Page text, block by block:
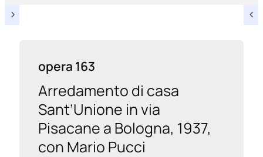
opera 163
Arredamento di casa
Sant’Unione in via
Pisacane a Bologna, 1937,
con Mario Pucci